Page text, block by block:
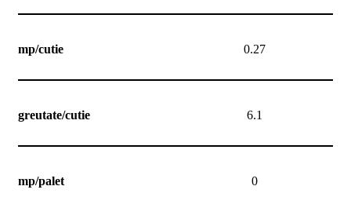
mp/cutie 0.27
greutate/cutie 6.1
mp/palet 0